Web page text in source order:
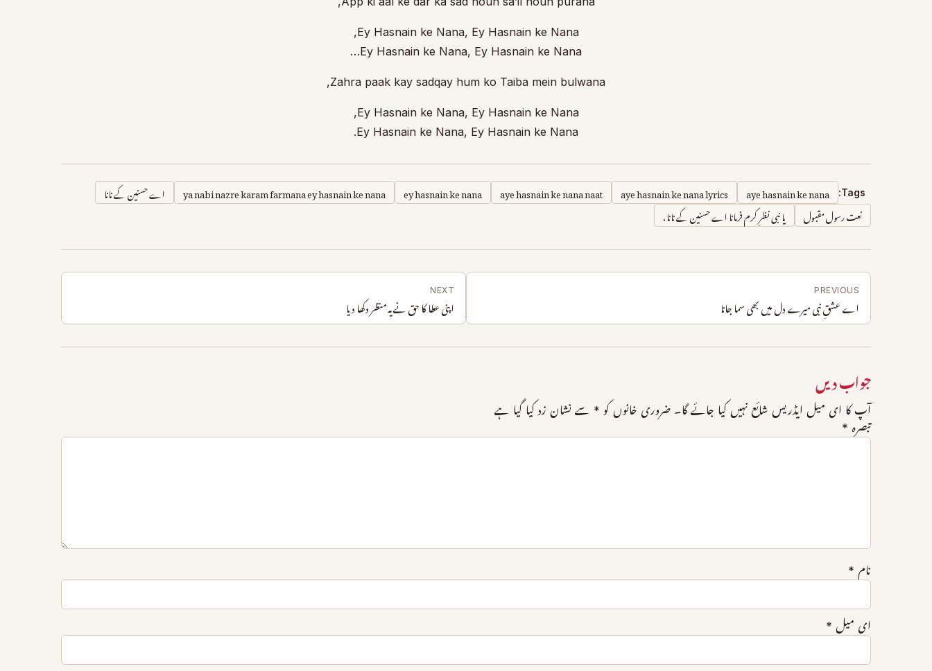
Ey Hasnain ke Nana, Ey Hasnain ke Nana,
Ey Hasnain ke Nana, Ey Hasnain ke Nana…
Zahra paak kay sadqay hum ko Taiba mein bulwana,
Ey Hasnain ke Nana, Ey Hasnain ke Nana,
Ey Hasnain ke Nana, Ey Hasnain ke Nana.
Tags:
aye hasnain ke nana
aye hasnain ke nana lyrics
aye hasnain ke nana naat
ey hasnain ke nana
ya nabi nazre karam farmana ey hasnain ke nana
اے حسنین کے نانا
نعت رسول مقبول
یا نبی نظرِ کرم فرمانا اے حسنین کے نانا،
PREVIOUS
اے عشقِ نبی میرے دل میں بھی سما جانا
NEXT
اپنی عطا کا حق نے یہ منظر دکھا دیا
جواب دیں
آپ کا ای میل ایڈریس شائع نہیں کیا جائے گا۔ ضروری خانوں کو * سے نشان زد کیا گیا ہے
تبصرہ *
نام *
ای میل *